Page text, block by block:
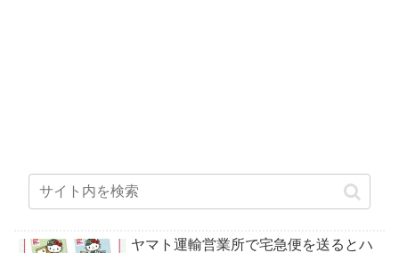
ヤマト運輸営業所で宅急便を送るとハ